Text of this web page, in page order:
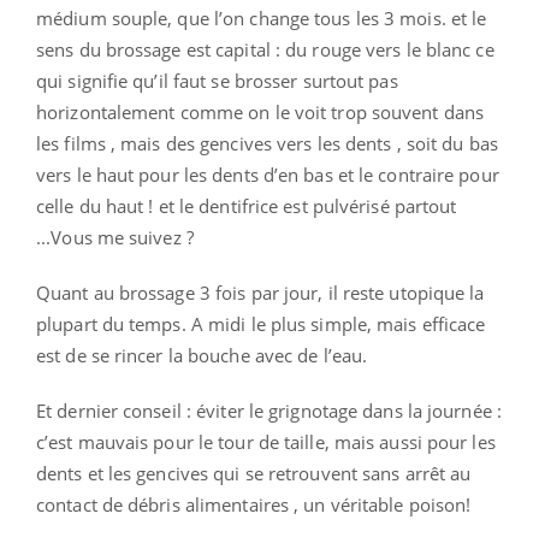
médium souple, que l’on change tous les 3 mois. et le
sens du brossage est capital : du rouge vers le blanc ce
qui signifie qu’il faut se brosser surtout pas
horizontalement comme on le voit trop souvent dans
les films , mais des gencives vers les dents , soit du bas
vers le haut pour les dents d’en bas et le contraire pour
celle du haut ! et le dentifrice est pulvérisé partout
...Vous me suivez ?
Quant au brossage 3 fois par jour, il reste utopique la
plupart du temps. A midi le plus simple, mais efficace
est de se rincer la bouche avec de l’eau.
Et dernier conseil : éviter le grignotage dans la journée :
c’est mauvais pour le tour de taille, mais aussi pour les
dents et les gencives qui se retrouvent sans arrêt au
contact de débris alimentaires , un véritable poison!